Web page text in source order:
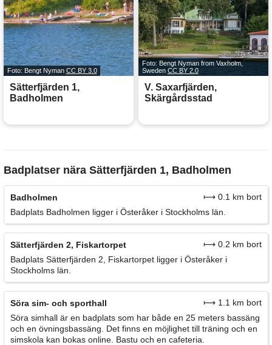
Foto: Bengt Nyman CC BY 3.0
Sätterfjärden 1,
Badholmen
Foto: Bengt Nyman from Vaxholm,
Sweden CC BY 2.0
V. Saxarfjärden,
Skärgårdsstad
Badplatser nära Sätterfjärden 1, Badholmen
Badholmen
⟼ 0.1 km bort
Badplats Badholmen ligger i Österåker i Stockholms län.
Sätterfjärden 2, Fiskartorpet
⟼ 0.2 km bort
Badplats Sätterfjärden 2, Fiskartorpet ligger i Österåker i
Stockholms län.
Söra sim- och sporthall
⟼ 1.1 km bort
Söra simhall är en badplats som har både en 25 meters bassäng
och en övningsbassäng. Det finns en möjlighet till träning och en
simskola kan bokas online. Bastu och en cafeteria.